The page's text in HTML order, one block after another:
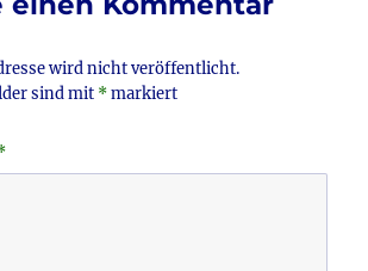
wird nicht veröffentlicht.
sind mit *markiert